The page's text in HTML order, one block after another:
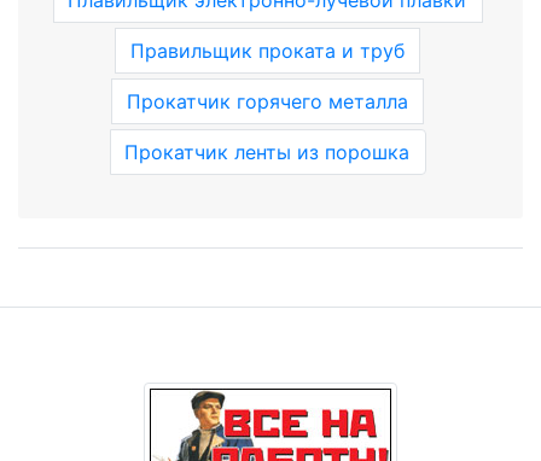
Правильщик проката и труб
Прокатчик горячего металла
Прокатчик ленты из порошка